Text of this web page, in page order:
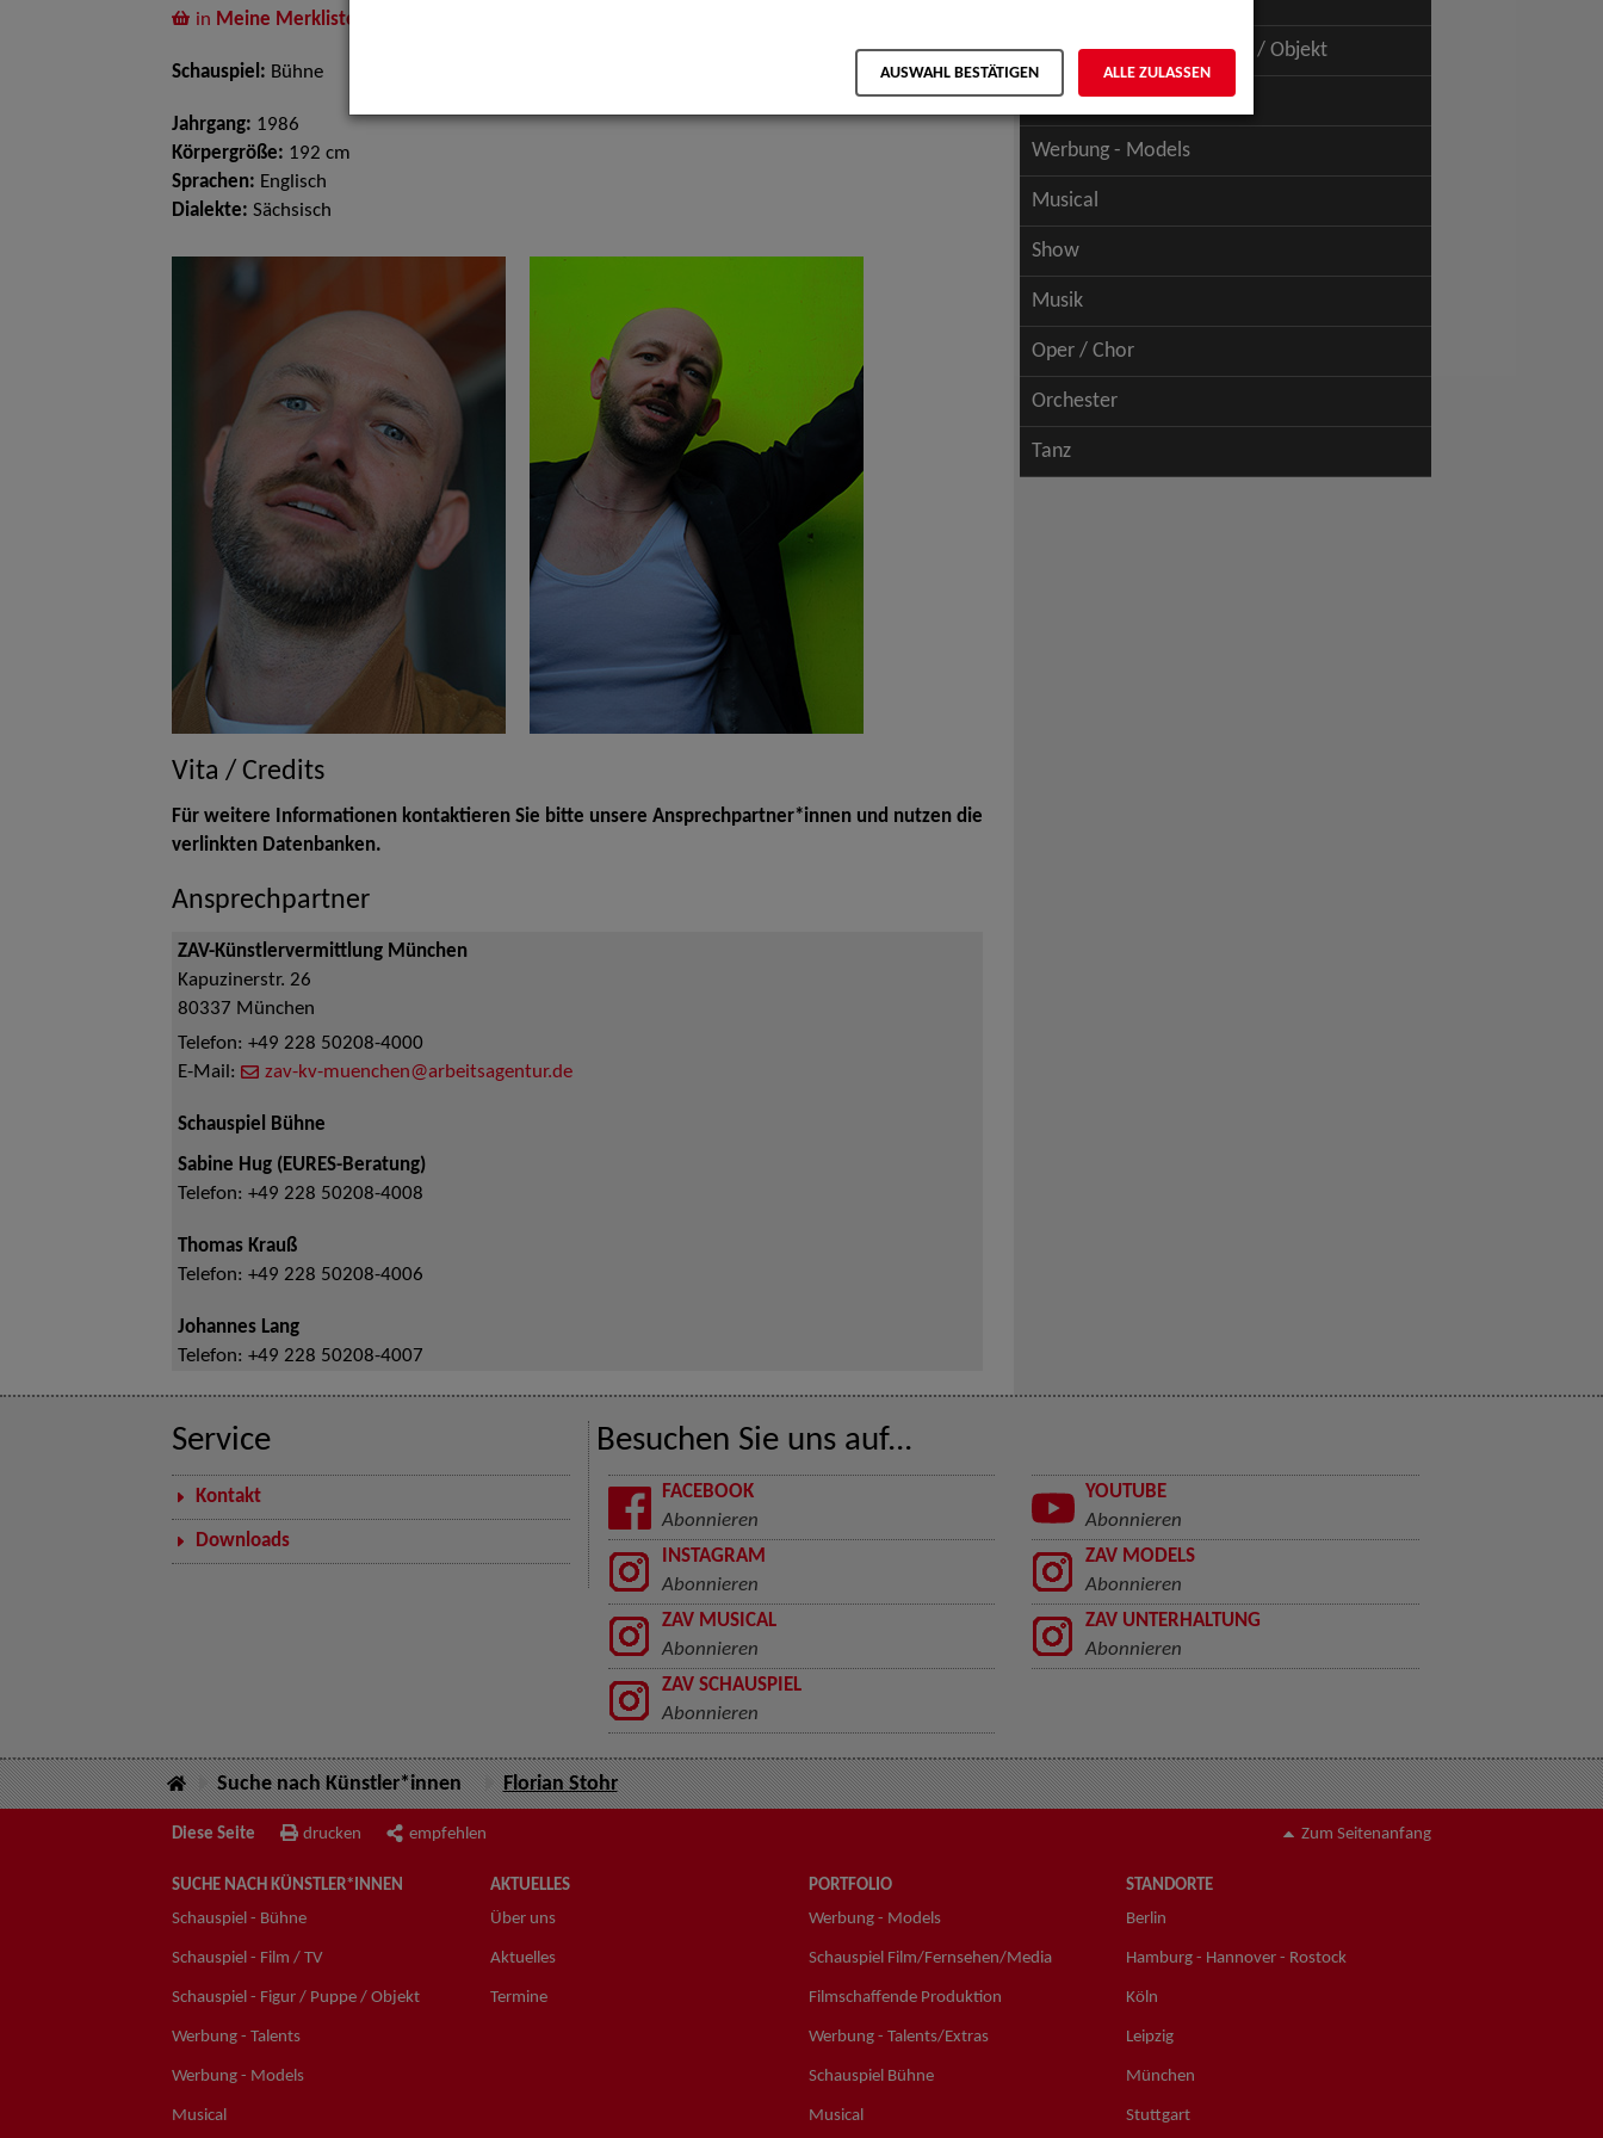
in Meine Merkliste
Schauspiel: Bühne
Jahrgang: 1986
Körpergröße: 192 cm
Sprachen: Englisch
Dialekte: Sächsisch
Vita / Credits
Für weitere Informationen kontaktieren Sie bitte unsere Ansprechpartner*innen und nutzen die
verlinkten Datenbanken.
Ansprechpartner
ZAV-Künstlervermittlung München
Kapuzinerstr. 26
80337 München
Telefon: +49 228 50208-4000
E-Mail:
zav-kv-muenchen@arbeitsagentur.de
Schauspiel Bühne
Sabine Hug (EURES-Beratung)
Telefon: +49 228 50208-4008
Thomas Krauß
Telefon: +49 228 50208-4006
Johannes Lang
Telefon: +49 228 50208-4007
Schauspiel - Figur / Puppe / Objekt
Werbung - Talents
Werbung - Models
Musical
Show
Musik
Oper / Chor
Orchester
Tanz
Service
Kontakt
Downloads
Besuchen Sie uns auf...
FACEBOOK
Abonnieren
YOUTUBE
Abonnieren
INSTAGRAM
Abonnieren
ZAV MODELS
Abonnieren
ZAV MUSICAL
Abonnieren
ZAV UNTERHALTUNG
Abonnieren
ZAV SCHAUSPIEL
Abonnieren
Suche nach Künstler*innen Florian Stohr
Diese Seite drucken empfehlen Zum Seitenanfang
SUCHE NACH KÜNSTLER*INNEN
Schauspiel - Bühne
Schauspiel - Film / TV
Schauspiel - Figur / Puppe / Objekt
Werbung - Talents
Werbung - Models
Musical
AKTUELLES
Über uns
Aktuelles
Termine
PORTFOLIO
Werbung - Models
Schauspiel Film/Fernsehen/Media
Filmschaffende Produktion
Werbung - Talents/Extras
Schauspiel Bühne
Musical
STANDORTE
Berlin
Hamburg - Hannover - Rostock
Köln
Leipzig
München
Stuttgart
AUSWAHL BESTÄTIGEN ALLE ZULASSEN